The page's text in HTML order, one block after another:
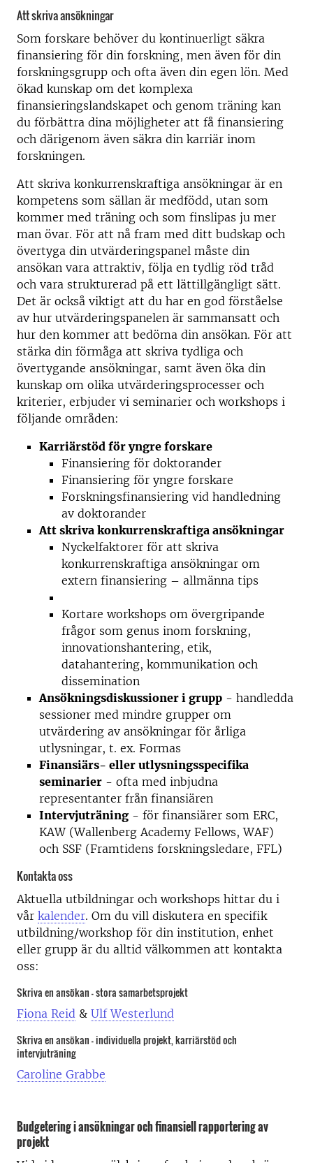
Att skriva ansökningar
Som forskare behöver du kontinuerligt säkra
finansiering för din forskning, men även för din
forskningsgrupp och ofta även din egen lön. Med
ökad kunskap om det komplexa
finansieringslandskapet och genom träning kan
du förbättra dina möjligheter att få finansiering
och därigenom även säkra din karriär inom
forskningen.
Att skriva konkurrenskraftiga ansökningar är en
kompetens som sällan är medfödd, utan som
kommer med träning och som finslipas ju mer
man övar. För att nå fram med ditt budskap och
övertyga din utvärderingspanel måste din
ansökan vara attraktiv, följa en tydlig röd tråd
och vara strukturerad på ett lättillgängligt sätt.
Det är också viktigt att du har en god förståelse
av hur utvärderingspanelen är sammansatt och
hur den kommer att bedöma din ansökan. För att
stärka din förmåga att skriva tydliga och
övertygande ansökningar, samt även öka din
kunskap om olika utvärderingsprocesser och
kriterier, erbjuder vi seminarier och workshops i
följande områden:
Karriärstöd för yngre forskare
Finansiering för doktorander
Finansiering för yngre forskare
Forskningsfinansiering vid handledning
av doktorander
Att skriva konkurrenskraftiga ansökningar
Nyckelfaktorer för att skriva
konkurrenskraftiga ansökningar om
extern finansiering – allmänna tips
Kortare workshops om övergripande
frågor som genus inom forskning,
innovationshantering, etik,
datahantering, kommunikation och
dissemination
Ansökningsdiskussioner i grupp - handledda
sessioner med mindre grupper om
utvärdering av ansökningar för årliga
utlysningar, t. ex. Formas
Finansiärs- eller utlysningsspecifika
seminarier - ofta med inbjudna
representanter från finansiären
Intervjuträning - för finansiärer som ERC,
KAW (Wallenberg Academy Fellows, WAF)
och SSF (Framtidens forskningsledare, FFL)
Kontakta oss
Aktuella utbildningar och workshops hittar du i
vår kalender. Om du vill diskutera en specifik
utbildning/workshop för din institution, enhet
eller grupp är du alltid välkommen att kontakta
oss:
Skriva en ansökan - stora samarbetsprojekt
Fiona Reid & Ulf Westerlund
Skriva en ansökan - individuella projekt, karriärstöd och
intervjuträning
Caroline Grabbe
Budgetering i ansökningar och finansiell rapportering av
projekt